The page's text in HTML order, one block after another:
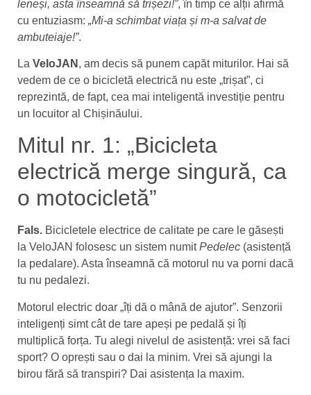
leneși, asta înseamnă să trișezi!”, în timp ce alții afirmă
cu entuziasm: „Mi-a schimbat viața și m-a salvat de
ambuteiaje!”.
La VeloJAN , am decis să punem capăt miturilor. Hai să
vedem de ce o bicicletă electrică nu este „trișat”, ci
reprezintă, de fapt, cea mai inteligentă investiție pentru
un locuitor al Chișinăului.
Mitul nr. 1: „Bicicleta
electrică merge singură, ca
o motocicletă”
Fals. Bicicletele electrice de calitate pe care le găsești
la VeloJAN folosesc un sistem numitPedelec (asistență
la pedalare). Asta înseamnă că motorul nu va porni dacă
tu nu pedalezi.
Motorul electric doar „îți dă o mână de ajutor”. Senzorii
inteligenți simt cât de tare apeși pe pedală și îți
multiplică forța. Tu alegi nivelul de asistență: vrei să faci
sport? O oprești sau o dai la minim. Vrei să ajungi la
birou fără să transpiri? Dai asistența la maxim.